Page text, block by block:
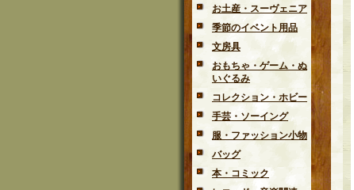
お土産・スーヴェニア
季節のイベント用品
文房具
おもちゃ・ゲーム・ぬ
いぐるみ
コレクション・ホビー
手芸・ソーイング
服・ファッション小物
バッグ
本・コミック